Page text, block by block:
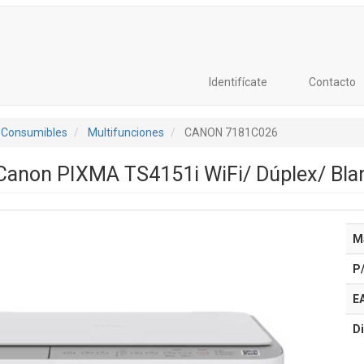
Identifícate Contacto
Multifunciones CANON 7181C026
PIXMA TS4151i WiFi/ Dúplex/